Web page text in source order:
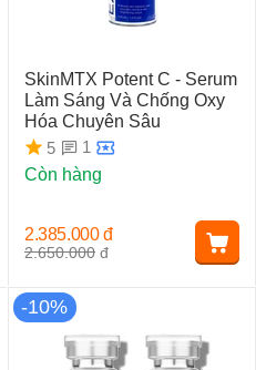
SkinMTX Potent C - Serum
Làm Sáng Và Chống Oxy
Hóa Chuyên Sâu
5
1
Còn hàng
2.650.000 đ
2.385.000 đ
-10%